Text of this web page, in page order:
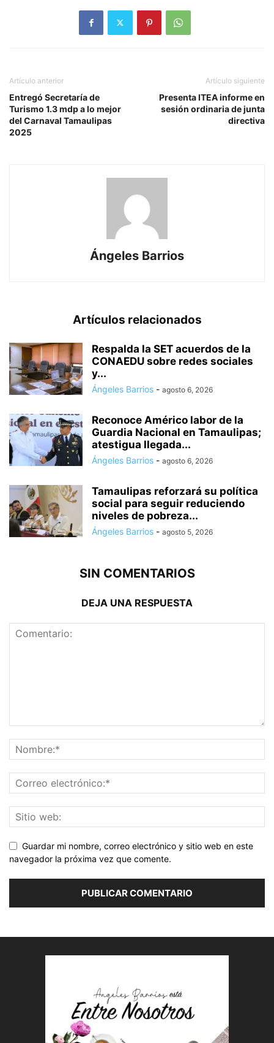
Artículo anterior
Entregó Secretaría de
Turismo 1.3 mdp a lo mejor
del Carnaval Tamaulipas
2025
Artículo siguiente
Presenta ITEA informe en
sesión ordinaria de junta
directiva
Ángeles Barrios
Artículos relacionados
Respalda la SET acuerdos de la
CONAEDU sobre redes sociales
y...
Ángeles Barrios - agosto 6, 2026
Reconoce Américo labor de la
Guardia Nacional en Tamaulipas;
atestigua llegada...
Ángeles Barrios - agosto 6, 2026
Tamaulipas reforzará su política
social para seguir reduciendo
niveles de pobreza...
Ángeles Barrios - agosto 5, 2026
SIN COMENTARIOS
DEJA UNA RESPUESTA
Guardar mi nombre, correo electrónico y sitio web en este
navegador la próxima vez que comente.